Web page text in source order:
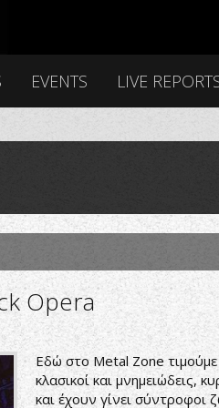
EVENTS LIVE
Opera
Εδώ στο Metal Zone τιμούμε
κλασικοί και μνημειώδεις,
και έχουν γίνει σύντροφοι